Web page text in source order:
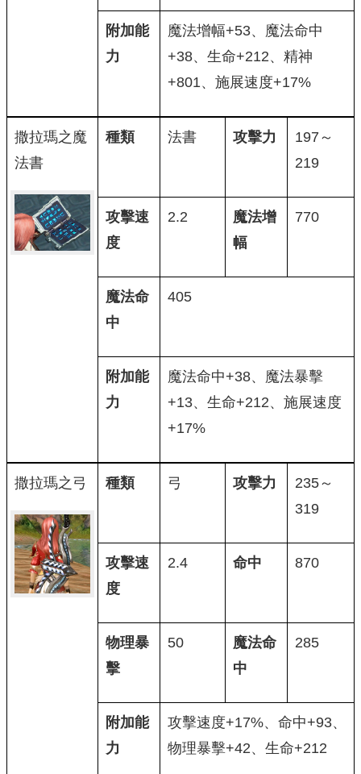
附加能
力
魔法增幅+53、魔法命中
+38、生命+212、精神
+801、施展速度+17%
撒拉瑪之魔
法書
種類 法書 攻擊力
197～
219
攻擊速
度
2.2
魔法增
幅
770
魔法命
中
405
附加能
力
魔法命中+38、魔法暴擊
+13、生命+212、施展速度
+17%
撒拉瑪之弓 種類 弓 攻擊力
235～
319
攻擊速
度
2.4 命中 870
物理暴
擊
50
魔法命
中
285
附加能
力
攻擊速度+17%、命中+93、
物理暴擊+42、生命+212